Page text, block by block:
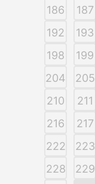
186
187
192
193
198
199
204
205
210
211
216
217
222
223
228
229